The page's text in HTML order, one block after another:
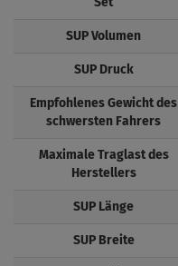
SUP Volumen
SUP Druck
Empfohlenes Gewicht des
schwersten Fahrers
Maximale Traglast des
Herstellers
SUP Länge
SUP Breite